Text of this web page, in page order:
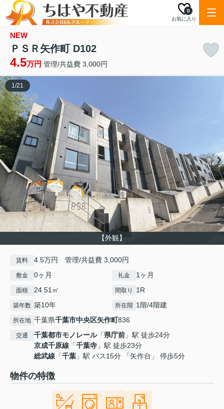
お気に入り
0
NEW
ＰＳＲ矢作町 D102
4.5万円 管理/共益費 3,000円
【外観】
1/21
賃料 4.5万円 管理/共益費 3,000円
敷金 0ヶ月 礼金 1ヶ月
面積 24.51㎡ 間取り 1R
築年数 築10年 所在階 1階/4階建
所在地 千葉県千葉市中央区矢作町836
交通 千葉都市モノレール「県庁前 」駅 徒歩24分
京成千原線 「千葉寺 」駅 徒歩23分
総武線 「千葉 」駅 バス15分 「矢作台」 停歩5分
物件の特徴